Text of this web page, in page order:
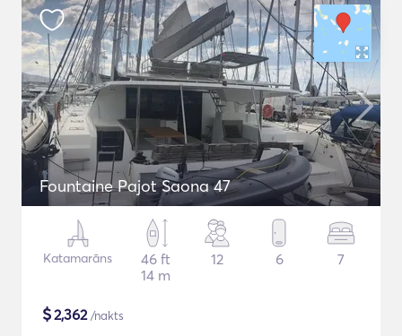
Fountaine Pajot Saona 47
Katamarāns
46 ft
14 m
12 6 7
$2,362/nakts